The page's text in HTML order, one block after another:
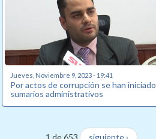
Jueves, Noviembre 9, 2023 - 19:41
Por actos de corrupción se han iniciado
sumarios administrativos
1 de 653 siguiente ›